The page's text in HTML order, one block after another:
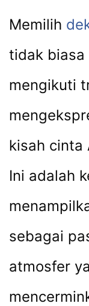
Memilih
tidak biasa
mengikuti
kisah cinta
Ini adalah
sebagai
atmosfer